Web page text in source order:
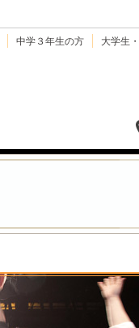
中学３年生の方 大学生